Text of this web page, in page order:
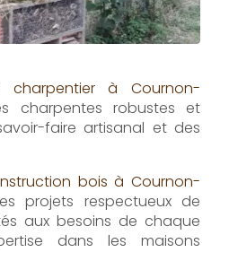
charpentier à Cournon-
charpentes robustes et
faire artisanal et des
bois à Cournon-
projets respectueux de
aux besoins de chaque
dans les maisons